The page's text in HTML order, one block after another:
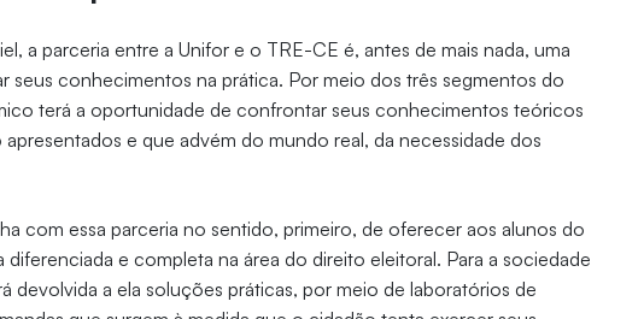
a parceria entre a Unifor e o TRE-CE é, antes de mais nada, uma
seus conhecimentos na prática. Por meio dos três segmentos do
terá a oportunidade de confrontar seus conhecimentos teóricos
e que advém do mundo real, da necessidade dos
com essa parceria no sentido, primeiro, de oferecer aos alunos do
e completa na área do direito eleitoral. Para a sociedade
devolvida a ela soluções práticas, por meio de laboratórios de